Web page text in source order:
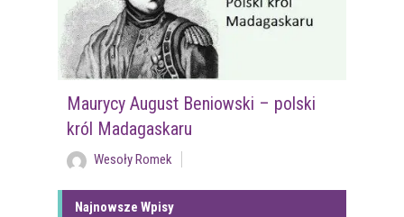
Maurycy August Beniowski – polski
król Madagaskaru
Wesoły Romek
Najnowsze Wpisy